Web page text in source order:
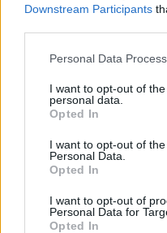
Downstream Participants
Personal Data
I want to opt-out of
personal data.
Opted In
I want to opt-out of
Personal Data.
Opted In
I want to opt-out of
Personal Data for
Opted In